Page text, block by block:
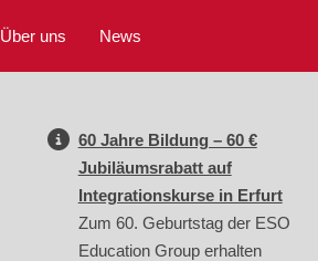
Über uns News
60 Jahre Bildung – 60 €
Jubiläumsrabatt auf
Integrationskurse in Erfurt
Zum 60. Geburtstag der ESO
Education Group erhalten